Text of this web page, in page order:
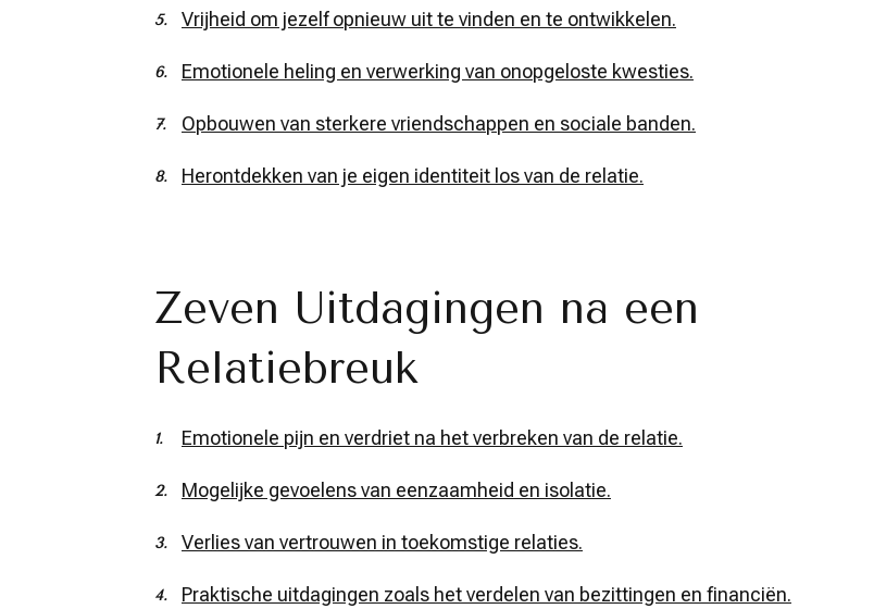
Vrijheid om jezelf opnieuw uit te vinden en te ontwikkelen.
Emotionele heling en verwerking van onopgeloste kwesties.
Opbouwen van sterkere vriendschappen en sociale banden.
Herontdekken van je eigen identiteit los van de relatie.
Zeven Uitdagingen na een
Relatiebreuk
Emotionele pijn en verdriet na het verbreken van de relatie.
Mogelijke gevoelens van eenzaamheid en isolatie.
Verlies van vertrouwen in toekomstige relaties.
Praktische uitdagingen zoals het verdelen van bezittingen en financiën.